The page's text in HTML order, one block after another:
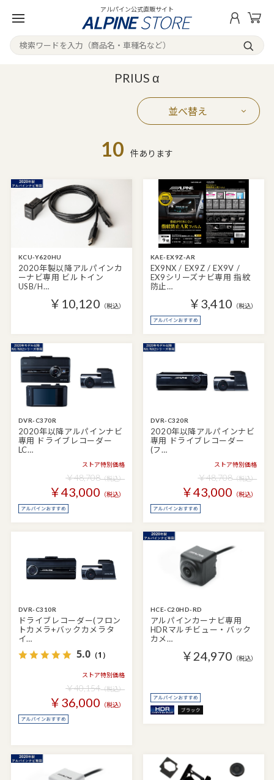
アルパイン公式直販サイト
PRIUS α
並べ替え
10 件あります
KCU-Y620HU
2020年製以降アルパインカ
ーナビ専用 ビルトイン
USB/H…
￥10,120 （税込）
KAE-EX9Z-AR
EX9NX / EX9Z / EX9V /
EX9シリーズナビ専用 指紋
防止…
￥3,410 （税込）
DVR-C370R
2020年以降アルパインナビ
専用 ドライブレコーダー
LC…
ストア特別価格
￥48,708（税込）
￥43,000 （税込）
DVR-C320R
2020年以降アルパインナビ
専用 ドライブレコーダー
(フ…
ストア特別価格
￥48,708（税込）
￥43,000 （税込）
DVR-C310R
ドライブレコーダー(フロン
トカメラ+バックカメラタ
イ…
5.0（1）
ストア特別価格
￥40,154（税込）
￥36,000 （税込）
HCE-C20HD-RD
アルパインカーナビ専用
HDRマルチビュー・バック
カメ…
￥24,970 （税込）